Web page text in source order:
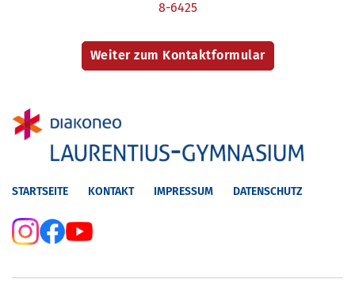
8-6425
STARTSEITE KONTAKT IMPRESSUM DATENSCHUTZ